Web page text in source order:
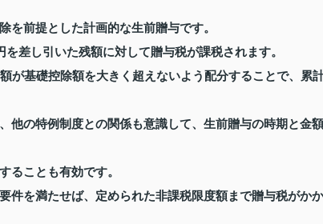
を前提とした計画的な生前贈与です。
差し引いた残額に対して贈与税が課税されます。
が基礎控除額を大きく超えないよう配分することで、累
他の特例制度との関係も意識して、生前贈与の時期と金額
ることも有効です。
件を満たせば、定められた非課税限度額まで贈与税がかか